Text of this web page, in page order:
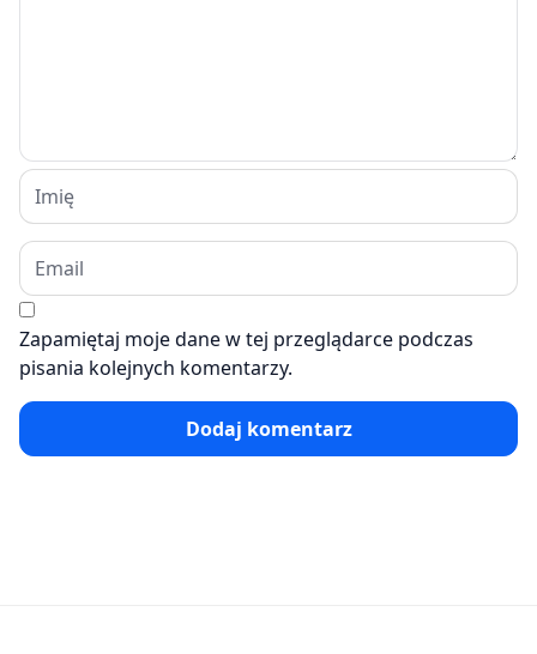
Zapamiętaj moje dane w tej przeglądarce podczas
pisania kolejnych komentarzy.
Dodaj komentarz